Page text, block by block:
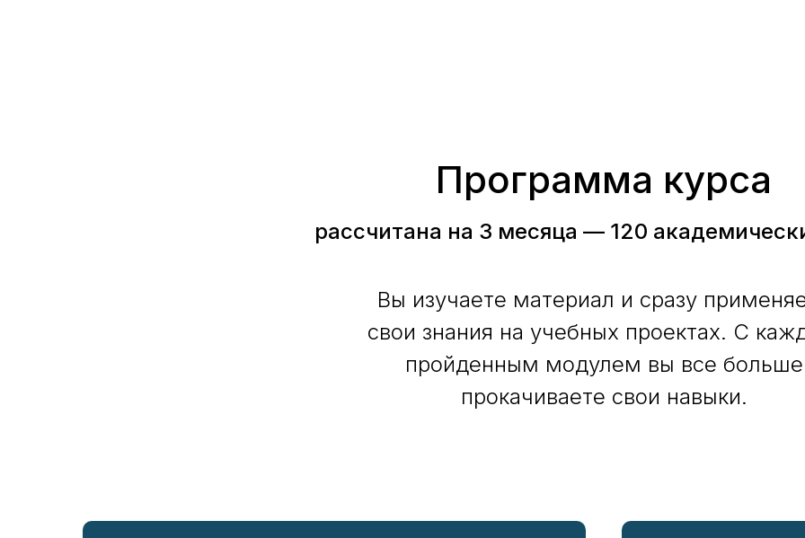
Программа курса
рассчитана на 3 месяца — 120
Вы изучаете материал и сразу
свои знания на учебных проектах. С
пройденным модулем вы все больше
прокачиваете свои навыки.